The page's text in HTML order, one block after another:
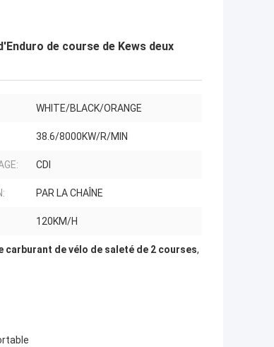
de course de Kews deux
WHITE/BLACK/ORANGE
38.6/8000KW/R/MIN
CDI
PAR LA CHAÎNE
120KM/H
carburant de vélo de saleté de 2 courses,